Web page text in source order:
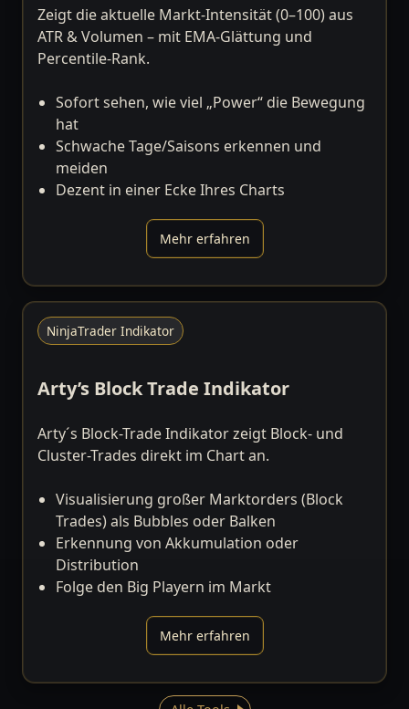
Zeigt die aktuelle Markt-Intensität (0–100) aus
ATR & Volumen – mit EMA-Glättung und
Percentile-Rank.
Sofort sehen, wie viel „Power“ die Bewegung
hat
Schwache Tage/Saisons erkennen und
meiden
Dezent in einer Ecke Ihres Charts
Mehr erfahren
NinjaTrader Indikator
Arty’s Block Trade Indikator
Arty´s Block-Trade Indikator zeigt Block- und
Cluster-Trades direkt im Chart an.
Visualisierung großer Marktorders (Block
Trades) als Bubbles oder Balken
Erkennung von Akkumulation oder
Distribution
Folge den Big Playern im Markt
Mehr erfahren